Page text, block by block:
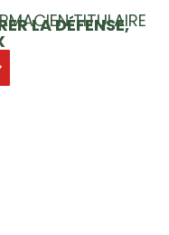
TITULAIRE
LA DÉFENSE,